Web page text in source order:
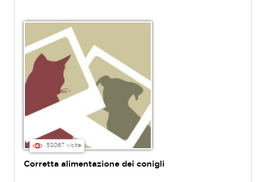
53067 visite
Corretta alimentazione dei conigli